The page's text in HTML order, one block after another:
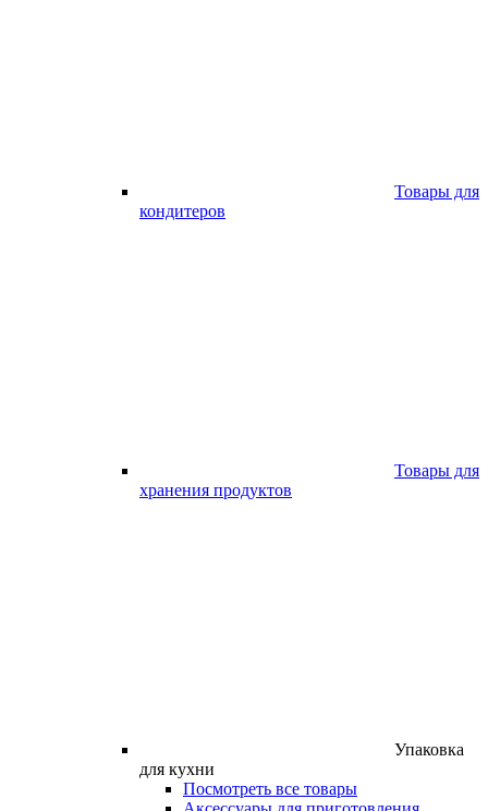
Товары для
кондитеров
Товары для
хранения продуктов
Упаковка
для кухни
Посмотреть все товары